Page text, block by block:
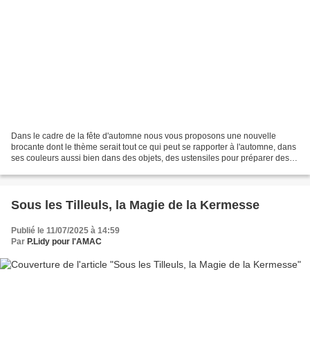
Dans le cadre de la fête d'automne nous vous proposons une nouvelle
brocante dont le thème serait tout ce qui peut se rapporter à l'automne, dans
ses couleurs aussi bien dans des objets, des ustensiles pour préparer des
Sous les Tilleuls, la Magie de la Kermesse
Publié le 11/07/2025 à 14:59
Par P.Lidy pour l'AMAC